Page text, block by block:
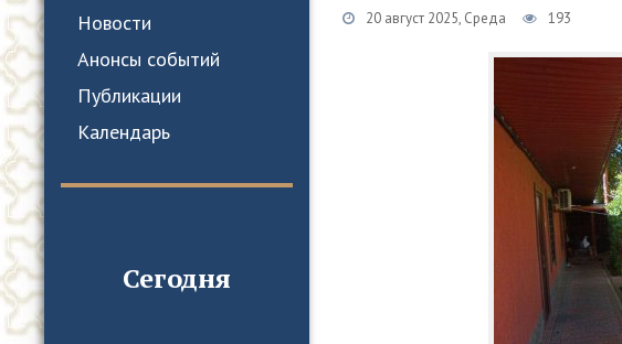
Новости
Анонсы событий
Публикации
Календарь
Сегодня
20 август 2025, Среда 193